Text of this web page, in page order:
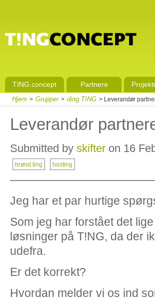
TING.concept Partnere
Hjem > Grupper > ding.TING > Leverandør
Leverandør
Submitted by skifter on 16
brønd.ting hosting
Jeg har et par hurtige
Som jeg har forstået det
løsninger på T!NG, da der
udefra.
Er det korrekt?
Hvordan melder vi os ind